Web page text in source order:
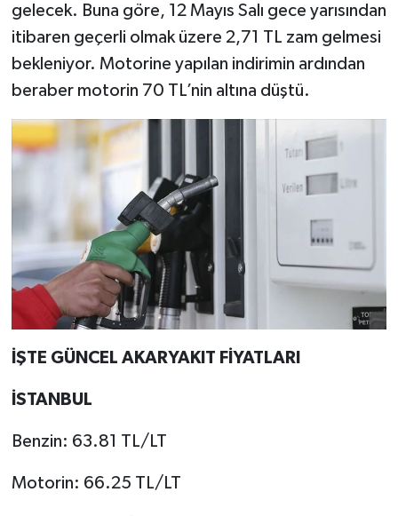
gelecek. Buna göre, 12 Mayıs Salı gece yarısından
itibaren geçerli olmak üzere 2,71 TL zam gelmesi
bekleniyor. Motorine yapılan indirimin ardından
beraber motorin 70 TL’nin altına düştü.
İŞTE GÜNCEL AKARYAKIT FİYATLARI
İSTANBUL
Benzin: 63.81 TL/LT
Motorin: 66.25 TL/LT